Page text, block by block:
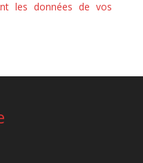
les données de vos